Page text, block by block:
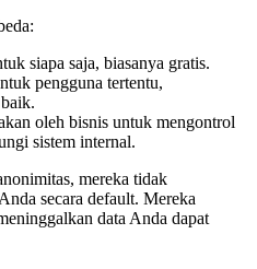
siapa saja, biasanya gratis.
pengguna tertentu,
oleh bisnis untuk mengontrol
sistem internal.
mereka tidak
secara default. Mereka
data Anda dapat